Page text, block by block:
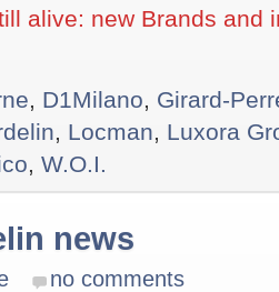
alive: new Brands and
D1Milano
Girard-
Locman
Luxora
W.O.I.
news
no comments